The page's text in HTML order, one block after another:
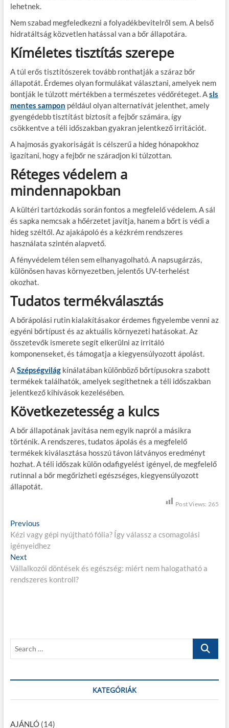
lehetnek.
Nem szabad megfeledkezni a folyadékbevitelről sem. A belső
hidratáltság közvetlen hatással van a bőr állapotára.
Kíméletes tisztítás szerepe
A túl erős tisztítószerek tovább ronthatják a száraz bőr
állapotát. Érdemes olyan formulákat választani, amelyek nem
bontják le túlzott mértékben a természetes védőréteget. Asls
mentes sampon például olyan alternatívát jelenthet, amely
gyengédebb tisztítást biztosít a fejbőr számára, így
csökkentve a téli időszakban gyakran jelentkező irritációt.
A hajmosás gyakoriságát is célszerű a hideg hónapokhoz
igazítani, hogy a fejbőr ne száradjon ki túlzottan.
Réteges védelem a
mindennapokban
A kültéri tartózkodás során fontos a megfelelő védelem. A sál
és sapka nemcsak a hőérzetet javítja, hanem a bőrt is védi a
hideg széltől. Az ajakápoló és a kézkrém rendszeres
használata szintén alapvető.
A fényvédelem télen sem elhanyagolható. A napsugárzás,
különösen havas környezetben, jelentős UV-terhelést
okozhat.
Tudatos termékválasztás
A bőrápolási rutin kialakításakor érdemes figyelembe venni az
egyéni bőrtípust és az aktuális környezeti hatásokat. Az
összetevők ismerete segít elkerülni az irritáló
komponenseket, és támogatja a kiegyensúlyozott ápolást.
ASzépségvilágkínálatában különböző bőrtípusokra szabott
termékek találhatók, amelyek segíthetnek a téli időszakban
jelentkező kihívások kezelésében.
Következetesség a kulcs
A bőr állapotának javítása nem egyik napról a másikra
történik. A rendszeres, tudatos ápolás és a megfelelő
termékek kiválasztása hosszú távon látványos eredményt
hozhat. A téli időszak külön odafigyelést igényel, de megfelelő
rutinnal a bőr megőrizheti egészséges, kiegyensúlyozott
állapotát.
Post Views: 265
B
e
j
e
é
s
v
i
Previous
r
e
i
o
:
Kézi vagy gépi nyújtható fólia? Így válassz a csomagolási
igényeidhez
Next
e
x
:
Vállalkozói döntések és egészség: miért nem halogatható a
rendszeres kontroll?
r
h
KATEGÓRIÁK
AJÁNLÓ(14)